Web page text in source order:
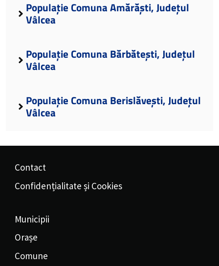
Populație Comuna Amărăști, Județul
Vâlcea
Populație Comuna Bărbătești, Județul
Vâlcea
Populație Comuna Berislăvești, Județul
Vâlcea
Contact
Confidențialitate și Cookies
Municipii
Orașe
Comune